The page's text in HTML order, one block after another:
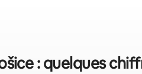
: quelques